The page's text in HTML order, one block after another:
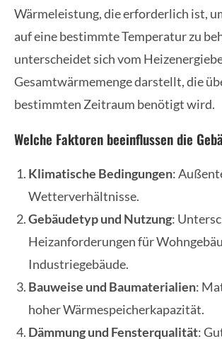
Wärmeleistung, die erforderlich ist,
auf eine bestimmte Temperatur zu
unterscheidet sich vom
Gesamtwärmemenge darstellt, die
bestimmten Zeitraum benötigt wird.
Welche Faktoren beeinflussen die
Klimatische Bedingungen:
Wetterverhältnisse.
Gebäudetyp und Nutzung:
Heizanforderungen für
Industriegebäude.
Bauweise und Baumaterialien:
hoher Wärmespeicherkapazität.
Dämmung und Fensterqualität: